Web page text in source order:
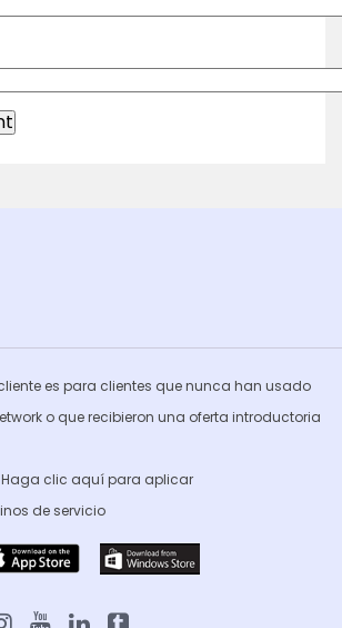
es para clientes que nunca han usado
o que recibieron una oferta introductoria
clic aquí para aplicar
de servicio